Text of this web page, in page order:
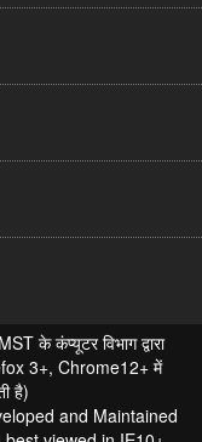
के कंप्यूटर विभाग द्वारा
3+, Chrome12+ में
है)
and Maintained